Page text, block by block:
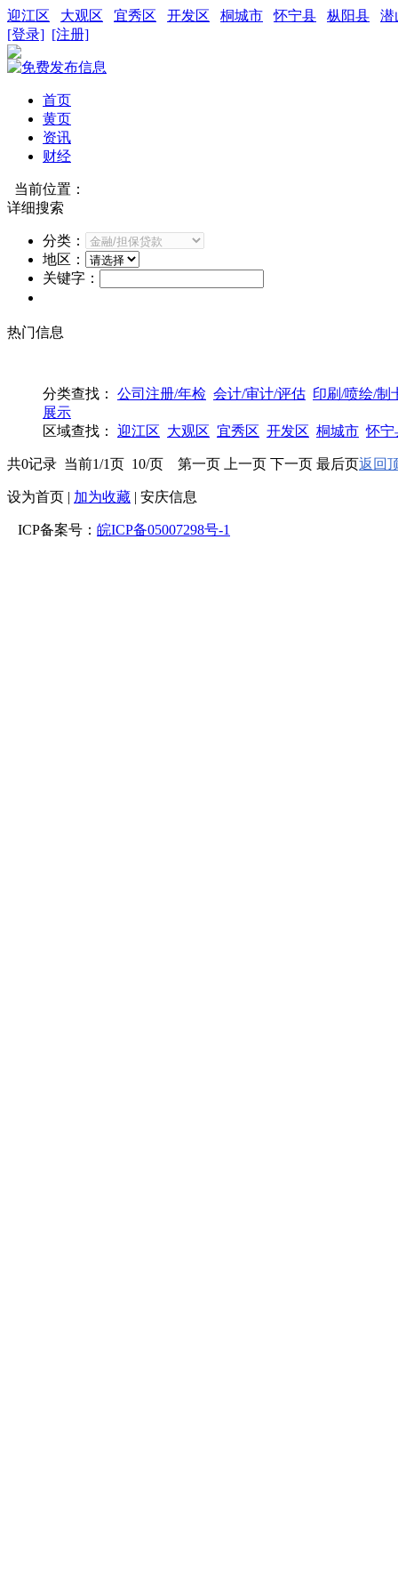
迎江区 大观区 宜秀区 开发区 桐城市 怀宁县 枞阳县
潜
[登录] [注册]
首页
黄页
资讯
财经
当前位置：
详细搜索
分类：
地区：
关键字：
热门信息
分类查找： 公司注册/年检 会计/审计/评估 印刷/喷绘/制
展示
区域查找： 迎江区 大观区 宜秀区 开发区 桐城市 怀宁
返回
共0记录 当前1/1页 10/页 第一页 上一页 下一页 最后页
设为首页 | 加为收藏 | 安庆信息
ICP备案号： 皖ICP备05007298号-1